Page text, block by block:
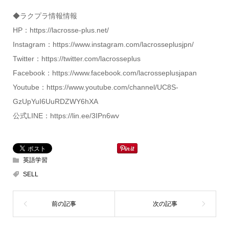
◆ラクプラ情報情報
HP：https://lacrosse-plus.net/
Instagram：https://www.instagram.com/lacrosseplusjpn/
Twitter：https://twitter.com/lacrosseplus
Facebook：https://www.facebook.com/lacrosseplusjapan
Youtube：https://www.youtube.com/channel/UC8S-
GzUpYuI6UuRDZWY6hXA
公式LINE：https://lin.ee/3IPn6wv
英語学習
SELL